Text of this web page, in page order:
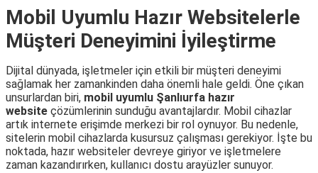
Mobil Uyumlu Hazır Websitelerle
Müşteri Deneyimini İyileştirme
Dijital dünyada, işletmeler için etkili bir müşteri deneyimi
sağlamak her zamankinden daha önemli hale geldi. Öne çıkan
unsurlardan biri, mobil uyumlu Şanlıurfa hazır
website çözümlerinin sunduğu avantajlardır. Mobil cihazlar
artık internete erişimde merkezi bir rol oynuyor. Bu nedenle,
sitelerin mobil cihazlarda kusursuz çalışması gerekiyor. İşte bu
noktada, hazır websiteler devreye giriyor ve işletmelere
zaman kazandırırken, kullanıcı dostu arayüzler sunuyor.